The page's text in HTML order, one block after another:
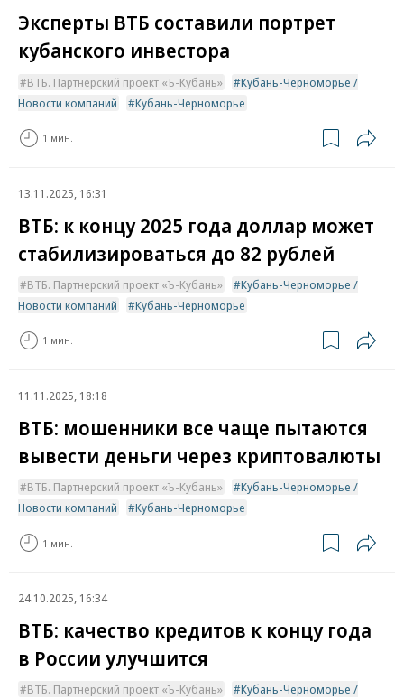
Эксперты ВТБ составили портрет
кубанского инвестора
ВТБ. Партнерский проект «Ъ-Кубань»
Кубань-Черноморье /
Новости компаний
Кубань-Черноморье
1 мин.
13.11.2025, 16:31
ВТБ: к концу 2025 года доллар может
стабилизироваться до 82 рублей
ВТБ. Партнерский проект «Ъ-Кубань»
Кубань-Черноморье /
Новости компаний
Кубань-Черноморье
1 мин.
11.11.2025, 18:18
ВТБ: мошенники все чаще пытаются
вывести деньги через криптовалюты
ВТБ. Партнерский проект «Ъ-Кубань»
Кубань-Черноморье /
Новости компаний
Кубань-Черноморье
1 мин.
24.10.2025, 16:34
ВТБ: качество кредитов к концу года
в России улучшится
ВТБ. Партнерский проект «Ъ-Кубань»
Кубань-Черноморье /